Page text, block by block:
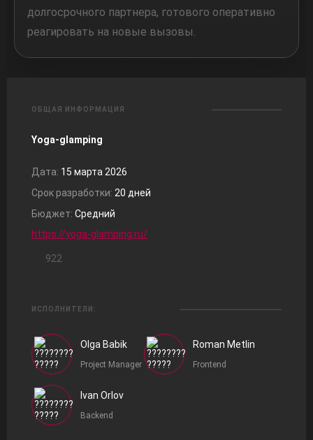
долгосрочного партнера, готового оперативно
реагировать на новые вызовы.
ОБЩАЯ ИНФОРМАЦИЯ
Yoga-glamping
Дата: 15 марта 2026
Срок разработки: 20 дней
Бюджет: Средний
https://yoga-glamping.ru/
922
ИСПОЛНИТЕЛИ:
Olga Babik
Project Manager
Roman Metlin
Frontend
Ivan Orlov
Backend